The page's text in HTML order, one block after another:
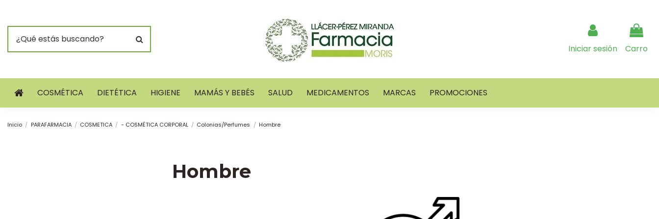
Iniciar sesión Carro
COSMÉTICA DIETÉTICA HIGIENE MAMÁS Y BEBÉS SALUD MEDICAMENTOS MARCAS PROMOCIONES
Inicio PARAFARMACIA COSMETICA - COSMÉTICA CORPORAL Colonias/Perfumes Hombre
Hombre